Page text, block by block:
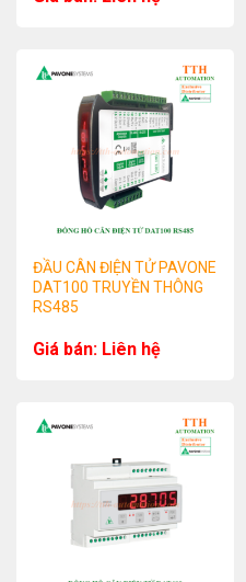
ĐẦU CÂN ĐIỆN TỬ PAVONE
DAT100 TRUYỀN THÔNG
RS485
Giá bán: Liên hệ